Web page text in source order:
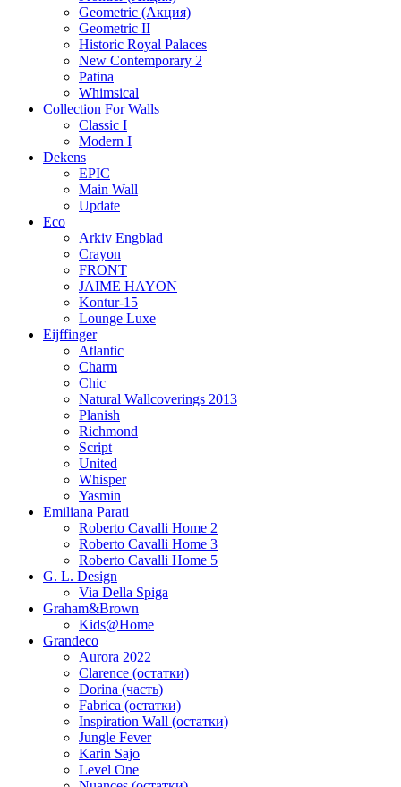
Geometric (Акция)
Geometric II
Historic Royal Palaces
New Contemporary 2
Patina
Whimsical
Collection For Walls
Classic I
Modern I
Dekens
EPIC
Main Wall
Update
Eco
Arkiv Engblad
Crayon
FRONT
JAIME HAYON
Kontur-15
Lounge Luxe
Eijffinger
Atlantic
Charm
Chic
Natural Wallcoverings 2013
Planish
Richmond
Script
United
Whisper
Yasmin
Emiliana Parati
Roberto Cavalli Home 2
Roberto Cavalli Home 3
Roberto Cavalli Home 5
G. L. Design
Via Della Spiga
Graham&Brown
Kids@Home
Grandeco
Aurora 2022
Clarence (остатки)
Dorina (часть)
Fabrica (остатки)
Inspiration Wall (остатки)
Jungle Fever
Karin Sajo
Level One